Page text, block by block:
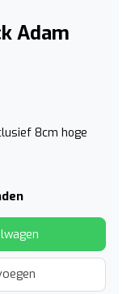
Adam
8cm hoge